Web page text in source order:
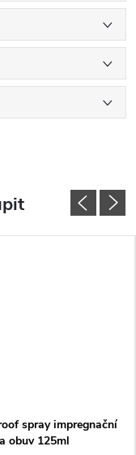
spray impregnační
obuv 125ml